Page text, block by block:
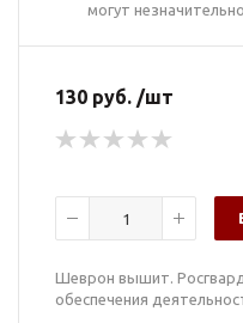
могут
130 руб. /шт
Шеврон вышит.
обеспечения